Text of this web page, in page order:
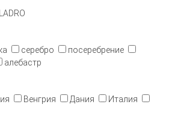
LLADRO
серебро
посеребрение
алебастр
Венгрия Дания
Италия